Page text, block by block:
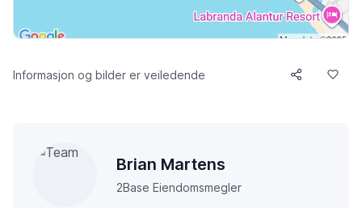
Informasjon og bilder er veiledende
Brian Martens
2Base Eiendomsmegler